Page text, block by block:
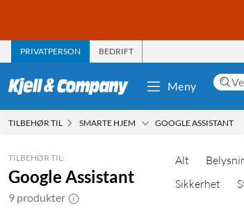
PRIVATPERSON BEDRIFT
Meny
TILBEHØR TIL SMARTE HJEM GOOGLE ASSISTANT
TILBEHØR TIL:
Google Assistant
9 produkter
Alt
Sikkerhet